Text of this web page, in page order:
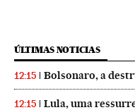
ÚLTIMAS NOTICIAS
12:15 Bolsonaro, a
12:15 Lula, uma